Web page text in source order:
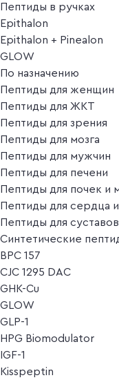
Пептиды в ручках
Epithalon
Epithalon + Pinealon
GLOW
По назначению
Пептиды для женщин
Пептиды для ЖКТ
Пептиды для зрения
Пептиды для мозга
Пептиды для мужчин
Пептиды для печени
Пептиды для почек и
Пептиды для сердца
Пептиды для суставов
Синтетические
BPC 157
CJC 1295 DAC
GHK-Cu
GLOW
GLP-1
HPG Biomodulator
IGF-1
Kisspeptin